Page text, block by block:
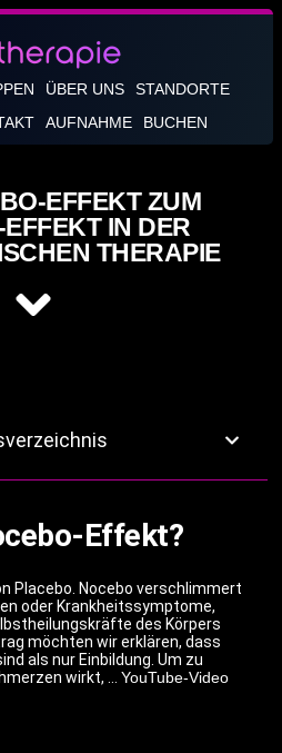
ÜBER UNS
STANDORTE
AUFNAHME BUCHEN
EFFEKT ZUM
IN DER
THERAPIE
Effekt?
Placebo. Nocebo verschlimmert
oder Krankheitssymptome,
des Körpers
möchten wir erklären, dass
als nur Einbildung. Um zu
wirkt, … YouTube-Video